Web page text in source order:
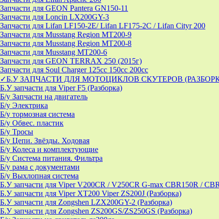
Запчасти для GEON Pantera GN150-11
Запчасти для Loncin LX200GY-3
Запчасти для Lifan LF150-2E/ Lifan LF175-2C / Lifan Cityr 200
Запчасти для Musstang Region MT200-9
Запчасти для Musstang Region MT200-8
Запчасти для Musstang MT200-6
Запчасти для GEON TERRAX 250 (2015г)
Запчасти для Soul Charger 125сс 150cc 200сс
✓Б.У ЗАПЧАСТИ ДЛЯ МОТОЦИКЛОВ СКУТЕРОВ
Б.У запчасти для Viper F5 (Разборка)
Б/у Запчасти на двигатель
Б/у Электрика
Б/у тормозная система
Б/у Обвес. пластик
Б/у Тросы
Б/у Цепи. Звёзды. Ходовая
Б/у Колеса и комплектующие
Б/у Система питания. Фильтра
Б/у рама с документами
Б/у Выхлопная система
Б.У запчасти для Viper V200CR / V250CR G-max CBR150R /
Б.У запчасти для Viper XT200 Viper ZS200J (Разборка)
Б.У запчасти для Zongshen LZX200GY-2 (Разборка)
Б.У запчасти для Zongshen ZS200GS/ZS250GS (Разборка)